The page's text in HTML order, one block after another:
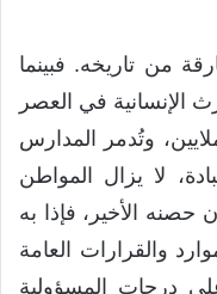
من تاريخه. فبينما
الإنسانية في العصر
وتُدمر المدارس
لا يزال المواطن
الأخير، فإذا به
والقرارات العامة
درجات المسؤولية